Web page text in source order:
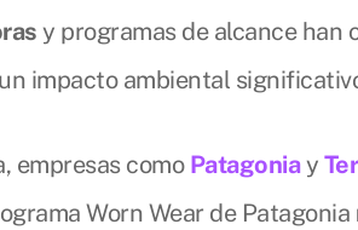
y programas de alcance han
impacto ambiental
empresas como Patagoniay
Worn Wear de Patagonia